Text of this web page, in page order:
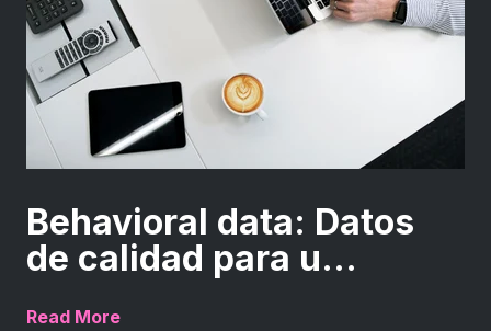
Behavioral data: Datos
de calidad para u...
Read More